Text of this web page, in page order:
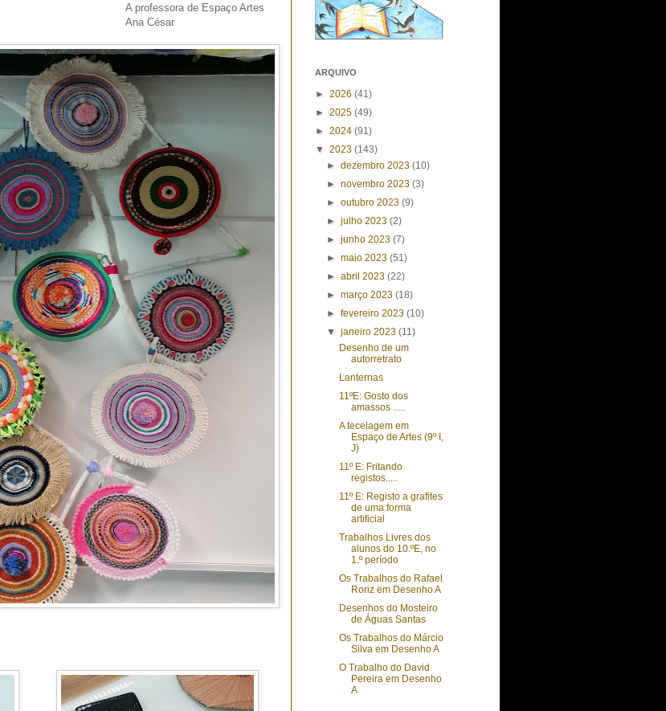
A professora de Espaço Artes
Ana César
ARQUIVO
► 2026 (41)
► 2025 (49)
► 2024 (91)
▼ 2023 (143)
►dezembro 2023(10)
►novembro 2023(3)
►outubro 2023(9)
►julho 2023(2)
►junho 2023(7)
►maio 2023(51)
►abril 2023(22)
►março 2023(18)
►fevereiro 2023(10)
▼janeiro 2023(11)
Desenho de um
autorretrato
Lanternas
11ºE: Gosto dos
amassos .....
A tecelagem em
Espaço de Artes (9º I,
J)
11º E: Fritando
registos.....
11º E: Registo a grafites
de uma forma
artificial
Trabalhos Livres dos
alunos do 10.ºE, no
1.º período
Os Trabalhos do Rafael
Roriz em Desenho A
Desenhos do Mosteiro
de Águas Santas
Os Trabalhos do Márcio
Silva em Desenho A
O Trabalho do David
Pereira em Desenho
A